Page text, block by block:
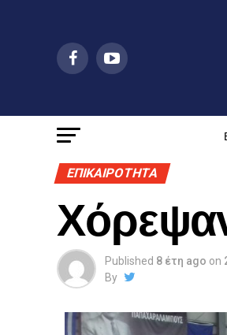
ΕΠΙΚΑΙΡΟΤΗΤΑ
Published 8 έτη ago on
By